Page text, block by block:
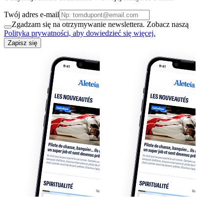
Twój adres e-mail
Zgadzam się na otrzymywanie newslettera. Zobacz naszą
Polityka prywatności, aby dowiedzieć się więcej.
Zapisz się